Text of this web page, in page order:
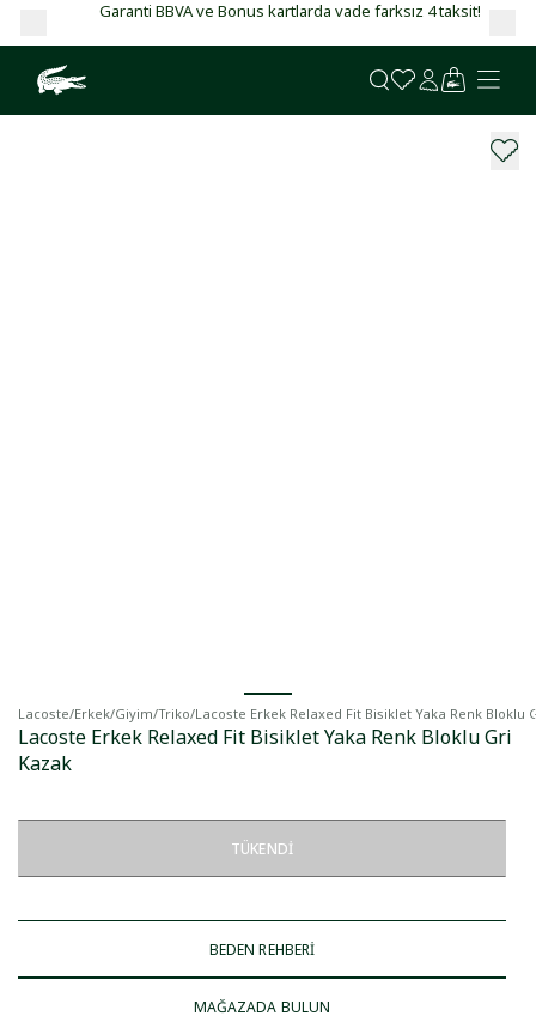
Garanti BBVA ve Bonus kartlarda vade farksız 4 taksit!
Lacoste/Erkek/Giyim/Triko/Lacoste Erkek Relaxed Fit Bisiklet Yaka Renk Bloklu
Lacoste Erkek Relaxed Fit Bisiklet Yaka Renk Bloklu Gri
Kazak
TÜKENDI
BEDEN REHBERİ
MAĞAZADA BULUN